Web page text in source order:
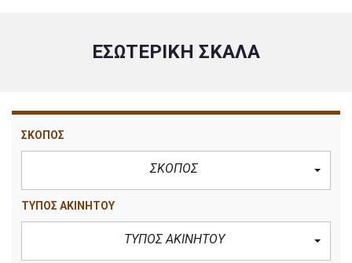
ΕΣΩΤΕΡΙΚΉ ΣΚΆΛΑ
ΣΚΟΠΟΣ
ΣΚΟΠΟΣ
ΤΥΠΟΣ ΑΚΙΝΗΤΟΥ
ΤΥΠΟΣ ΑΚΙΝΗΤΟΥ